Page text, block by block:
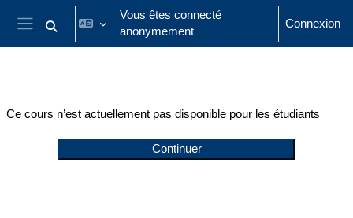
Passer au contenu principal
Panneau latéral
Activer/désactiver la saisie de recherche
Vous êtes connecté
anonymement
Connexion
Ce cours n’est actuellement pas disponible pour les étudiants
Continuer